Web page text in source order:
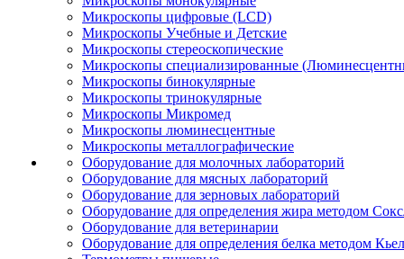
Микроскопы цифровые (LCD)
Микроскопы Учебные и Детские
Микроскопы стереоскопические
Микроскопы специализированные
Микроскопы бинокулярные
Микроскопы тринокулярные
Микроскопы Микромед
Микроскопы люминесцентные
Микроскопы металлографические
Оборудование для молочных лабораторий
Оборудование для мясных лабораторий
Оборудование для зерновых лабораторий
Оборудование для определения жира методом
Оборудование для ветеринарии
Оборудование для определения белка методом